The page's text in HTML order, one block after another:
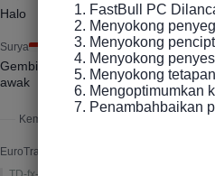
1. FastBull PC
2. Menyokong
3. Menyokong
4. Menyokong
5. Menyokong
6. Mengoptimumkan
7. Penambahbaikan